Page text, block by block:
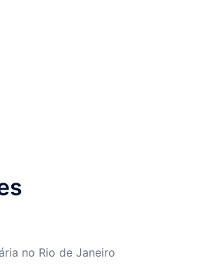
no Rio de Janeiro